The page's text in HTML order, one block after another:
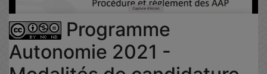
vidéo
Programme
Autonomie 2021 -